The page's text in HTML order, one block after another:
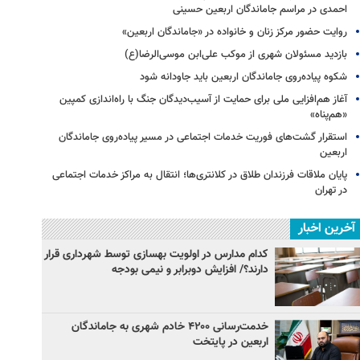
احمدی در مراسم جاماندگان اربعین حسینی
روایت حضور مرکز زنان و خانواده در «جاماندگان اربعین»
بازدید مسئولان شهری از موکب علی‌ابن موسی‌الرضا(ع)
شکوه پیاده‌روی جاماندگان اربعین باید جاودانه شود
آغاز هم‌افزایی ملی برای حمایت از آسیب‌دیدگان جنگ با راه‌اندازی کمپین
«هم‌پناه»
استقرار گشت‌های فوریت خدمات اجتماعی در مسیر پیاده‌روی جاماندگان
اربعین
پایان ملاقات فرزندان طلاق در کلانتری‌ها؛ انتقال به مراکز خدمات اجتماعی
در تهران
آخرین اخبار
کدام مدارس در اولویت بهسازی توسط شهرداری قرار
دارند؟/ افزایش دوبرابر و نیمی بودجه
خدمت‌رسانی ۴۲۰۰ خادم شهری به جاماندگان
اربعین در پایتخت